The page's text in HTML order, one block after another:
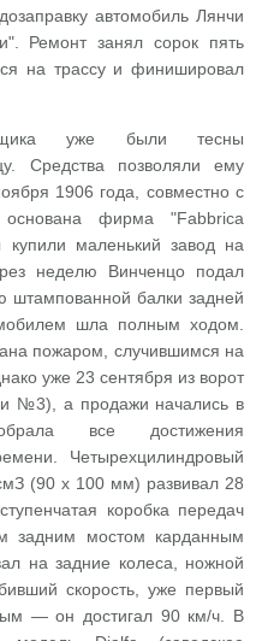
автомобиль Лянчи
Ремонт занял сорок пять
на трассу и финишировал
уже были тесны
Средства позволяли ему
1906 года, совместно с
фирма "Fabbrica
маленький завод на
неделю Винченцо подал
штампованной балки задней
шла полным ходом.
пожаром, случившимся на
уже 23 сентября из ворот
№3), а продажи начались в
все достижения
Четырехцилиндровый
(90 х 100 мм) развивал 28
коробка передач
задним мостом карданным
на задние колеса, ножной
скорость, уже первый
— он достигал 90 км/ч. В